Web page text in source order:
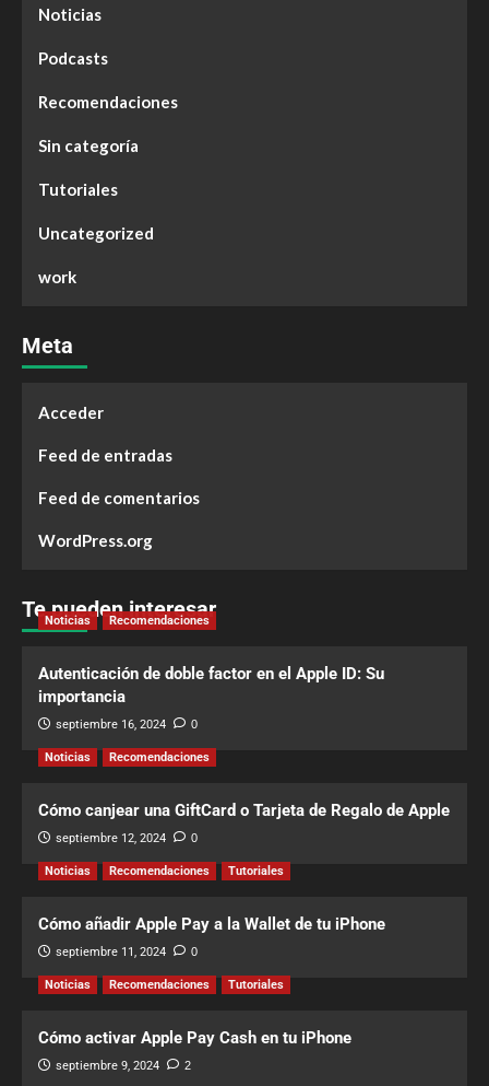
Noticias
Podcasts
Recomendaciones
Sin categoría
Tutoriales
Uncategorized
work
Meta
Acceder
Feed de entradas
Feed de comentarios
WordPress.org
Te pueden interesar
Noticias Recomendaciones
Autenticación de doble factor en el Apple ID: Su
importancia
septiembre 16, 2024 0
Noticias Recomendaciones
Cómo canjear una GiftCard o Tarjeta de Regalo de Apple
septiembre 12, 2024 0
Noticias Recomendaciones Tutoriales
Cómo añadir Apple Pay a la Wallet de tu iPhone
septiembre 11, 2024 0
Noticias Recomendaciones Tutoriales
Cómo activar Apple Pay Cash en tu iPhone
septiembre 9, 2024 2